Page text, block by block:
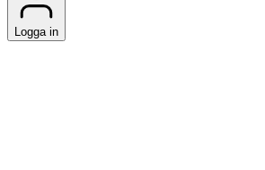
Logga in